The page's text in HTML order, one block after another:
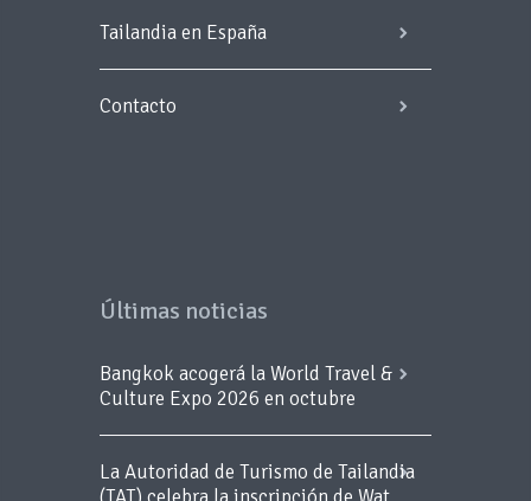
Tailandia en España
Contacto
Últimas noticias
Bangkok acogerá la World Travel &
Culture Expo 2026 en octubre
La Autoridad de Turismo de Tailandia